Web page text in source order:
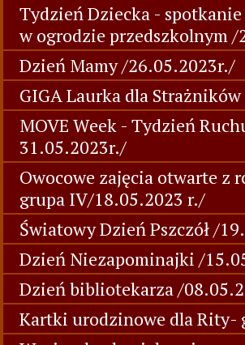
Tydzień Dziecka -
w ogrodzie przedszkolnym
Dzień Mamy /26.05.2023r./
GIGA Laurka dla Strażników
MOVE Week - Tydzień
31.05.2023r./
Owocowe zajęcia otwarte z
grupa IV/18.05.2023 r./
Światowy Dzień Pszczół /
Dzień Niezapominajki /
Dzień bibliotekarza /
Kartki urodzinowe dla Rity-